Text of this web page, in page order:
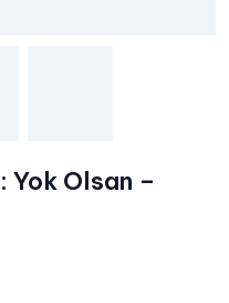
Yok Olsan –